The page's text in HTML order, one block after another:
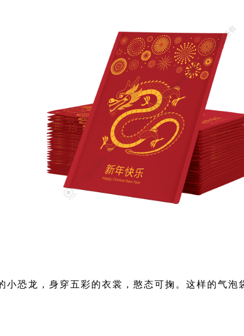
小恐龙，身穿五彩的衣裳，憨态可掬。这样的气